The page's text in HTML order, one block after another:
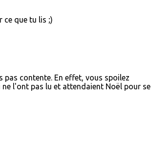
ce que tu lis ;)
pas contente. En effet, vous spoilez
l'ont pas lu et attendaient Noël pour